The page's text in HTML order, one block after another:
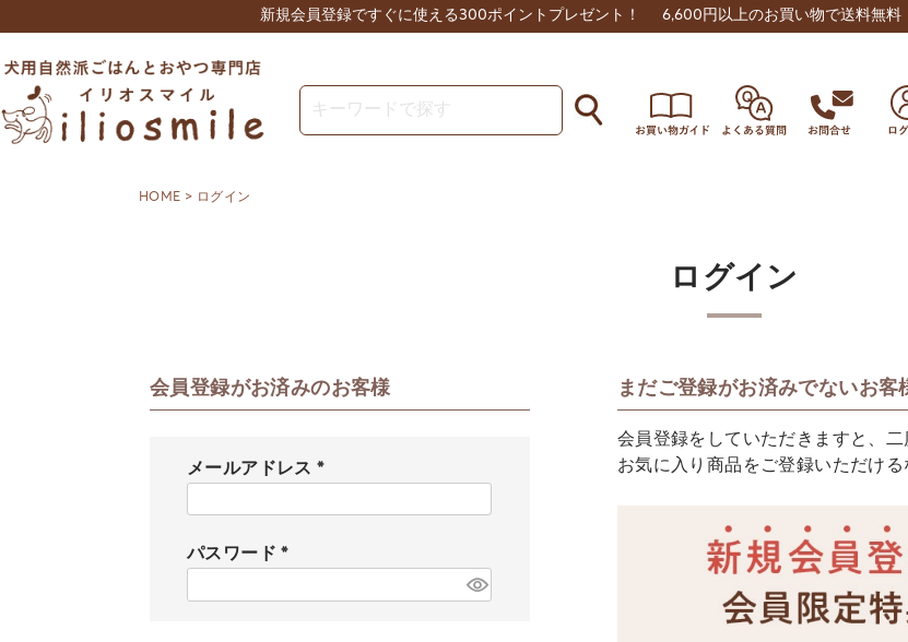
新規会員登録ですぐに使える300ポイントプレゼント！ 6,600円以上のお買い物で送料無料
HOME ログイン
ログイン
会員登録がお済みのお客様
メールアドレス
パスワード
まだご登録がお済みでないお客
会員登録をしていただきますと、
お気に入り商品をご登録いただけ